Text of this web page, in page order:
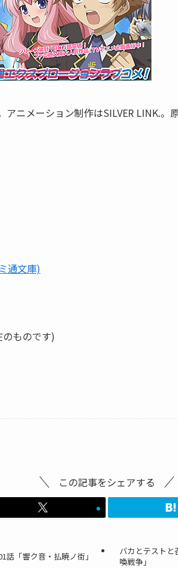
ニメーション制作はSILVER LINK.。
通文庫)
ものです)
この記事をシェアする
話「響ク音・払暁ノ街」
バカとテストと
喚戦争」